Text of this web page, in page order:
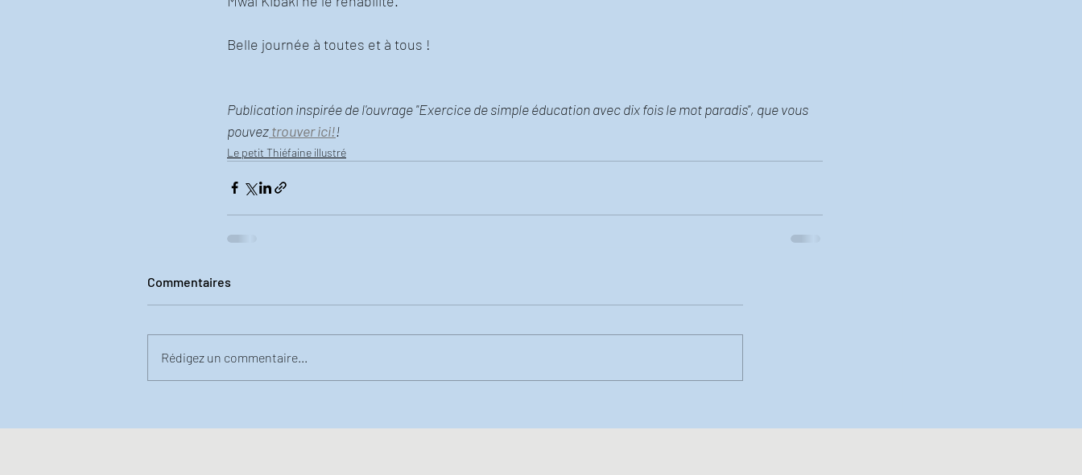
Belle journée à toutes et à tous !
Publication inspirée de l'ouvrage "Exercice de simple éducation avec dix fois le mot paradis", que vous
pouvez trouver ici!!
Le petit Thiéfaine illustré
Commentaires
Rédigez un commentaire...